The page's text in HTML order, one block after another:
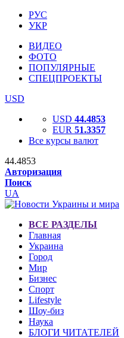
РУС
УКР
ВИДЕО
ФОТО
ПОПУЛЯРНЫЕ
СПЕЦПРОЕКТЫ
USD
USD 44.4853
EUR 51.3357
Все курсы валют
44.4853
Авторизация
Поиск
UA
ВСЕ РАЗДЕЛЫ
Главная
Украина
Город
Мир
Бизнес
Спорт
Lifestyle
Шоу-биз
Наука
БЛОГИ ЧИТАТЕЛЕЙ